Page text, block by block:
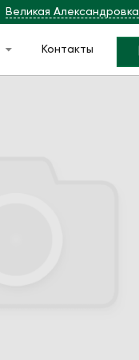
Великая Александровка
Контакты